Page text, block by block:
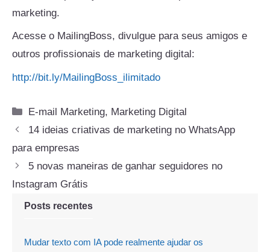
marketing.
Acesse o MailingBoss, divulgue para seus amigos e
outros profissionais de marketing digital:
http://bit.ly/MailingBoss_ilimitado
Categorias
E-mail Marketing, Marketing Digital
14 ideias criativas de marketing no WhatsApp
para empresas
5 novas maneiras de ganhar seguidores no
Instagram Grátis
Posts recentes
Mudar texto com IA pode realmente ajudar os